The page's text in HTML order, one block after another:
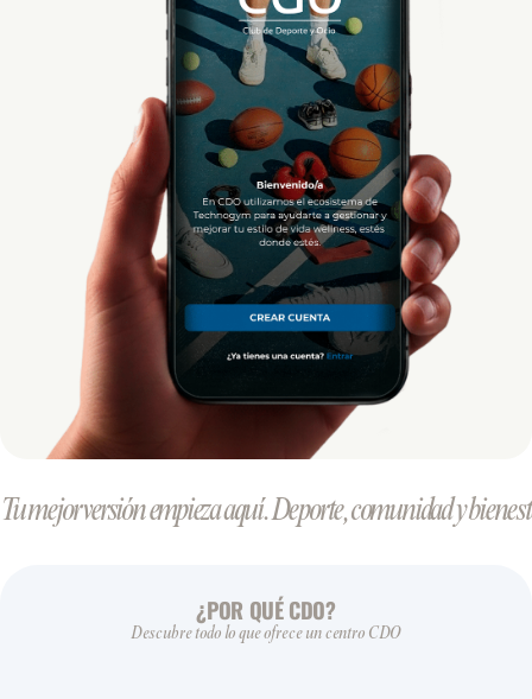
Tu mejor versión empieza aquí. Deporte, comunidad y
¿POR QUÉ CDO?
Descubre todo lo que ofrece un centro CDO